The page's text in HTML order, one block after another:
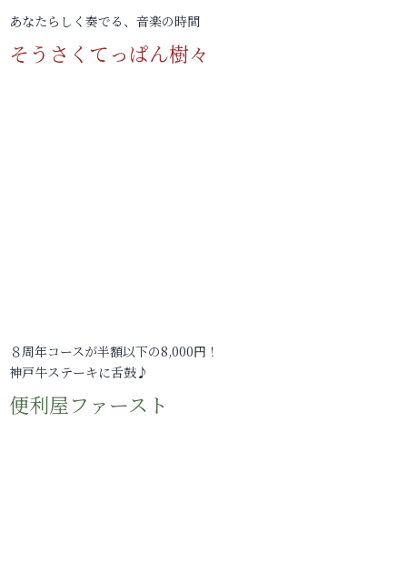
あなたらしく奏でる、音楽の時間
そうさくてっぱん樹々
８周年コースが半額以下の8,000円！
神戸牛ステーキに舌鼓♪
便利屋ファースト